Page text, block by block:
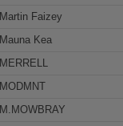
Martin Faizey
Mauna Kea
MERRELL
MODMNT
M.MOWBRAY